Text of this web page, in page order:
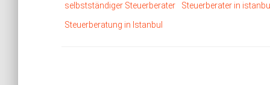
selbstständiger Steuerberater
Steuerberater in
Steuerberatung in Istanbul